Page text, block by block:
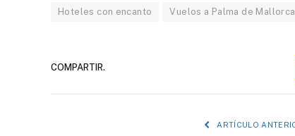
Hoteles con encanto Vuelos a Palma de Mallorca
COMPARTIR.
ARTÍCULO